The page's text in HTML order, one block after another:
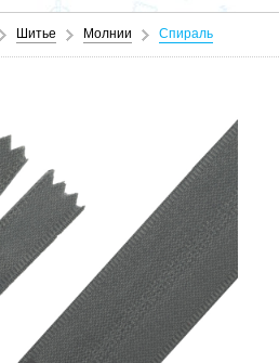
Шитье Молнии Спираль